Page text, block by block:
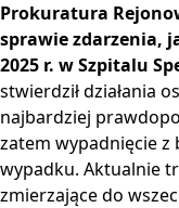
Prokuratura
sprawie zdarzenia,
2025 r. w Szpitalu
stwierdził działania
najbardziej
zatem wypadnięcie z
wypadku. Aktualnie
zmierzające do